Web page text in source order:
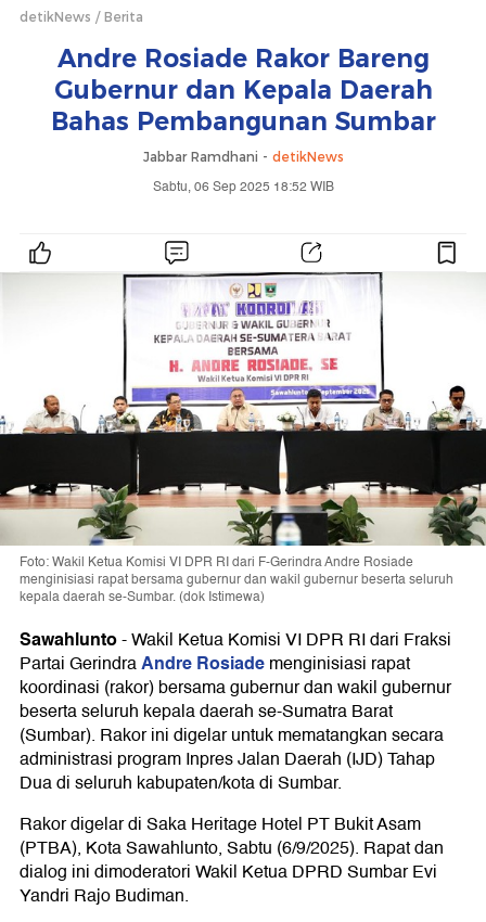
detikNews Berita
Andre Rosiade Rakor Bareng
Gubernur dan Kepala Daerah
Bahas Pembangunan Sumbar
Jabbar Ramdhani - detikNews
Sabtu, 06 Sep 2025 18:52 WIB
Foto: Wakil Ketua Komisi VI DPR RI dari F-Gerindra Andre Rosiade
menginisiasi rapat bersama gubernur dan wakil gubernur beserta seluruh
kepala daerah se-Sumbar. (dok Istimewa)
Sawahlunto-Wakil Ketua Komisi VI DPR RI dari Fraksi
Partai GerindraAndre Rosiademenginisiasi rapat
koordinasi (rakor) bersama gubernur dan wakil gubernur
beserta seluruh kepala daerah se-Sumatra Barat
(Sumbar). Rakor ini digelar untuk mematangkan secara
administrasi program Inpres Jalan Daerah (IJD) Tahap
Dua di seluruh kabupaten/kota di Sumbar.
Rakor digelar di Saka Heritage Hotel PT Bukit Asam
(PTBA), Kota Sawahlunto, Sabtu (6/9/2025). Rapat dan
dialog ini dimoderatori Wakil Ketua DPRD Sumbar Evi
Yandri Rajo Budiman.